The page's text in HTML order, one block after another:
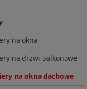
na okna
na drzwi balkonowe
na okna dachowe